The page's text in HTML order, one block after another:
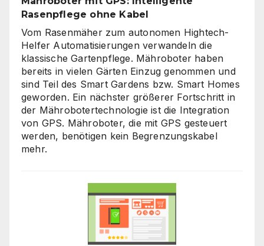
Rasenpflege ohne Kabel
Vom Rasenmäher zum autonomen Hightech-
Helfer Automatisierungen verwandeln die
klassische Gartenpflege. Mähroboter haben
bereits in vielen Gärten Einzug genommen und
sind Teil des Smart Gardens bzw. Smart Homes
geworden. Ein nächster größerer Fortschritt in
der Mährobotertechnologie ist die Integration
von GPS. Mähroboter, die mit GPS gesteuert
werden, benötigen kein Begrenzungskabel
mehr.